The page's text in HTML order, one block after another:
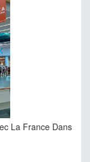
La France Dans